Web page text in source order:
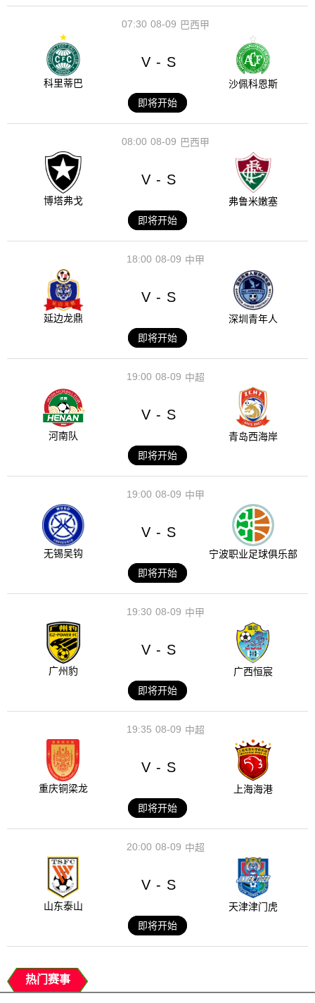
08-09
07:30 巴西甲
科里蒂巴
V - S
沙佩科恩斯
即将开始
08-09
08:00 巴西甲
博塔弗戈
V - S
弗鲁米嫩塞
即将开始
08-09
18:00 中甲
延边龙鼎
V - S
深圳青年人
即将开始
08-09
19:00 中超
河南队
V - S
青岛西海岸
即将开始
08-09
19:00 中甲
无锡吴钩
V - S
宁波职业足球俱乐部
即将开始
08-09
19:30 中甲
广州豹
V - S
广西恒宸
即将开始
08-09
19:35 中超
重庆铜梁龙
V - S
上海海港
即将开始
08-09
20:00 中超
山东泰山
V - S
天津津门虎
即将开始
热门赛事